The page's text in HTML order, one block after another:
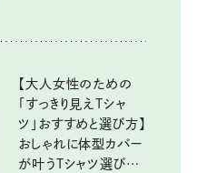
【大人女性のための
「すっきり見えTシャ
ツ」おすすめと選び方】
おしゃれに体型カバー
が叶うTシャツ選びの